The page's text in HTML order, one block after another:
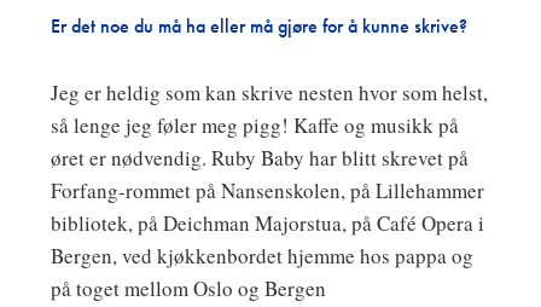
Er det noe du må ha eller må gjøre for å kunne skrive?
Jeg er heldig som kan skrive nesten hvor som helst,
så lenge jeg føler meg pigg! Kaffe og musikk på
øret er nødvendig. Ruby Baby har blitt skrevet på
Forfang-rommet på Nansenskolen, på Lillehammer
bibliotek, på Deichman Majorstua, på Café Opera i
Bergen, ved kjøkkenbordet hjemme hos pappa og
på toget mellom Oslo og Bergen